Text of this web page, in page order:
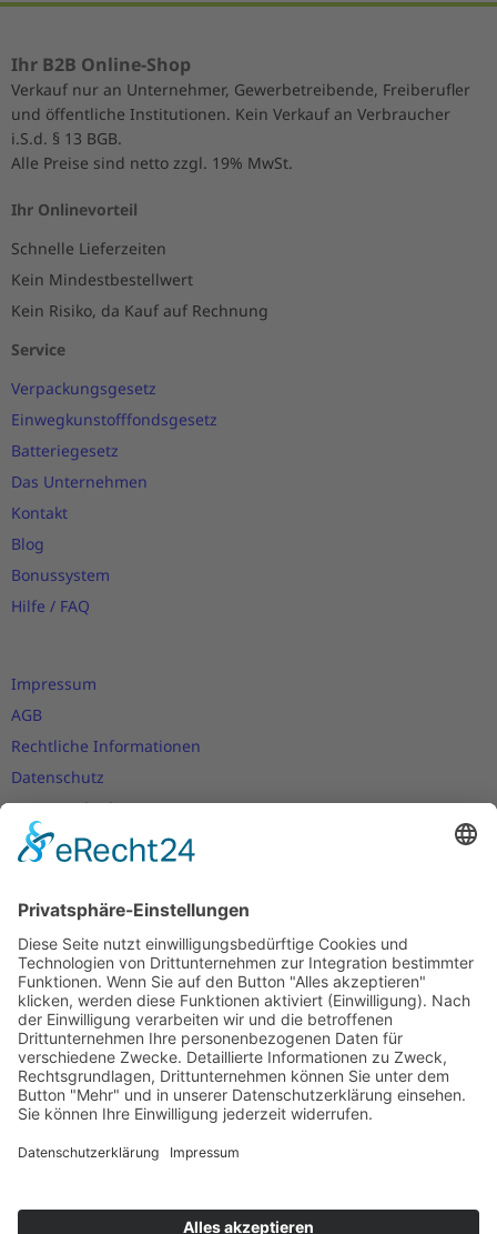
Ihr B2B Online-Shop
Verkauf nur an Unternehmer, Gewerbetreibende, Freiberufler
und öffentliche Institutionen. Kein Verkauf an Verbraucher
i.S.d. § 13 BGB.
Alle Preise sind netto zzgl. 19% MwSt.
Ihr Onlinevorteil
Schnelle Lieferzeiten
Kein Mindestbestellwert
Kein Risiko, da Kauf auf Rechnung
Service
Verpackungsgesetz
Einwegkunstofffondsgesetz
Batteriegesetz
Das Unternehmen
Kontakt
Blog
Bonussystem
Hilfe / FAQ
Impressum
AGB
Rechtliche Informationen
Datenschutz
Nutzungsbedingungen
Versand- und Zahlungsbedingungen
Cookie-Einstellungen
Newsletter
Verpassen Sie keine Neuigkeiten,
Angebote und Gutscheine!
Jetzt anmelden und10 EUR Gutscheinsichern!
Abmeldung jederzeit möglich.